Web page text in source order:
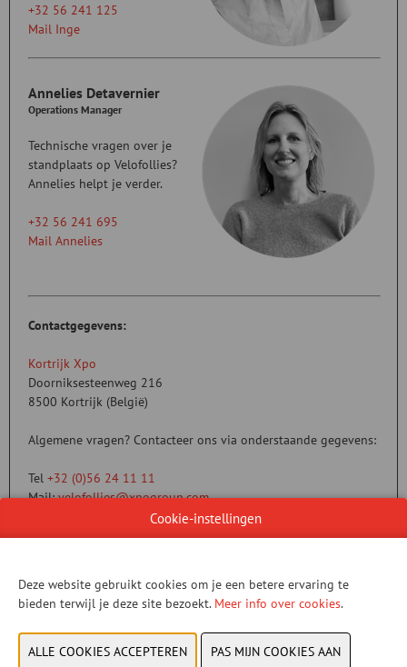
+32 56 241 125
Mail Inge
Annelies Detavernier
Operations Manager
Technische vragen over je
standplaats op Velofollies?
Annelies helpt je verder.
+32 56 241 695
Mail Annelies
Contactgegevens:
Kortrijk Xpo
Doorniksesteenweg 216
8500 Kortrijk (België)
Algemene vragen? Contacteer ons via onderstaande gegevens:
Tel +32 (0)56 24 11 11
Mail:velofollies@xpogroup.com
content te zien. Pas uw cookie-instellingen
aan om deze content te zien.Cookies bekijken
Cookie-instellingen
Deze website gebruikt cookies om je een betere ervaring te
bieden terwijl je deze site bezoekt. Meer info over cookies.